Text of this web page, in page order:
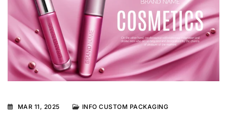
MAR 11, 2025 INFO CUSTOM PACKAGING